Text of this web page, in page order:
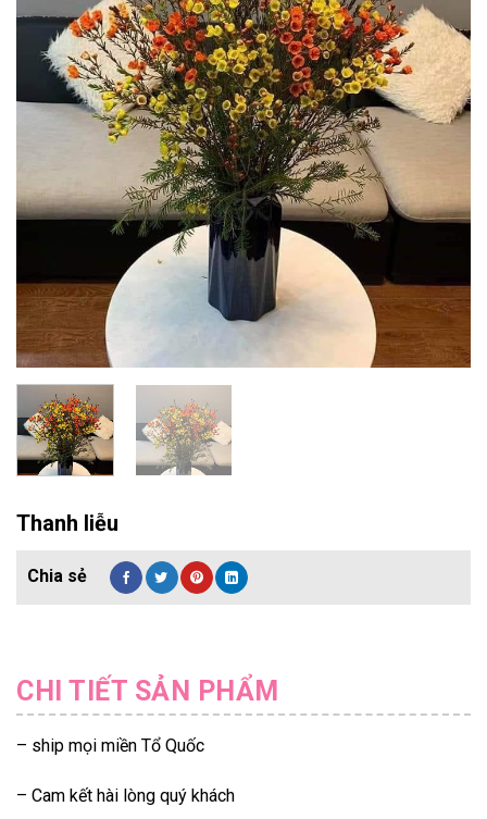
Thanh liễu
CHI TIẾT SẢN PHẨM
– ship mọi miền Tổ Quốc
– Cam kết hài lòng quý khách